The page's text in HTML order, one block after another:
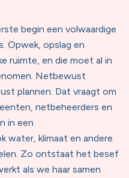
begin een volwaardige
Opwek, opslag en
ruimte, en die moet al in
Netbewust
plannen. Dat vraagt om
netbeheerders en
in een
water, klimaat en andere
Zo ontstaat het besef
als we haar samen